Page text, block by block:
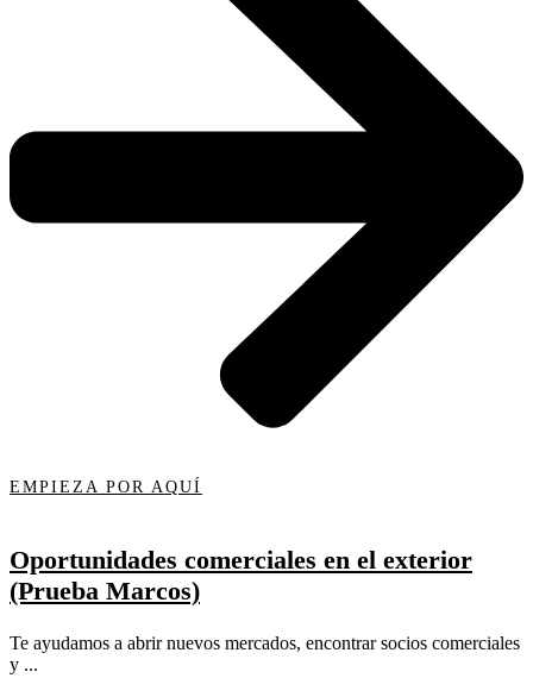
EMPIEZA POR AQUÍ
Oportunidades comerciales en el exterior
(Prueba Marcos)
Te ayudamos a abrir nuevos mercados, encontrar socios comerciales
y ...